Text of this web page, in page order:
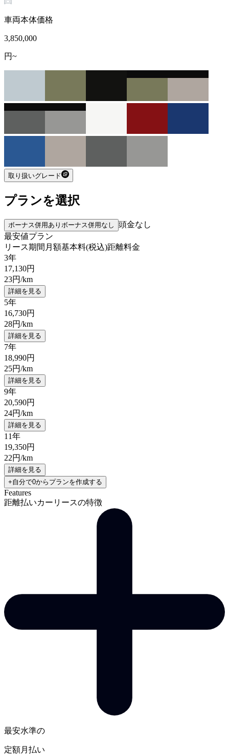
車両本体価格
3,850,000
円~
取り扱いグレード
プランを選択
ボーナス併用あり ボーナス併用なし
頭金なし
最安値プラン
リース期間 月額基本料(税込)距離料金
3年
17,130円
23円/km
詳細を見る
5年
16,730円
28円/km
詳細を見る
7年
18,990円
25円/km
詳細を見る
9年
20,590円
24円/km
詳細を見る
11年
19,350円
22円/km
詳細を見る
+自分で0からプランを作成する
Features
距離払いカーリースの特徴
最安水準の
定額月払い